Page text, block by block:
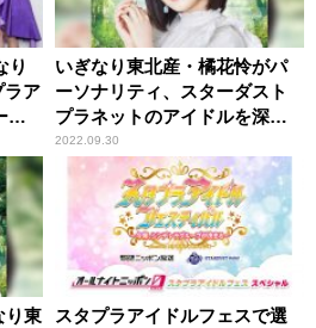
り
ラア
ナ
いぎなり東北産・橘花怜がパ
ーソナリティ、スターダスト
プラネットのアイドルを深堀
りするラジオ番組がスター
ト！
2022.09.30
り東
スタプラアイドルフェスで選